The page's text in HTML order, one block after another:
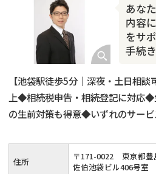
あな
内容
をサ
手続
【池袋駅徒歩5分｜深夜・土日相
上◆相続税申告・相続登記に対応
の生前対策も得意◆いずれのサー
すい◆豊島区・板橋区・練馬区・
当事務所にご相談ください！15年
士が丁寧に対応いたします！
住所 〒171-0022
東京都
佐伯池袋ビル406号室